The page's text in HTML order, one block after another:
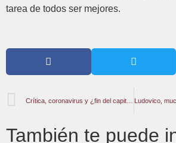
tarea de todos ser mejores.
También te puede